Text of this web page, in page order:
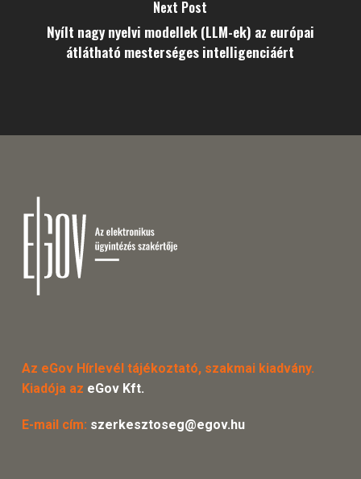
Next Post
Nyílt nagy nyelvi modellek (LLM-ek) az európai
átlátható mesterséges intelligenciáért
Az eGov Hírlevél tájékoztató, szakmai kiadvány.
Kiadója az eGov Kft.
E-mail cím: szerkesztoseg@egov.hu